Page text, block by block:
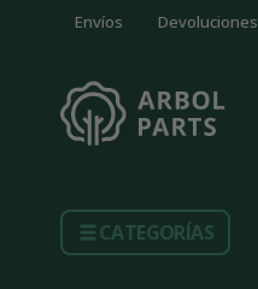
Envíos Devoluciones
CATEGORÍAS